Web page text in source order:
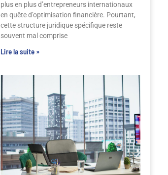
plus en plus d’entrepreneurs internationaux
en quête d’optimisation financière. Pourtant,
cette structure juridique spécifique reste
souvent mal comprise
Lire la suite »